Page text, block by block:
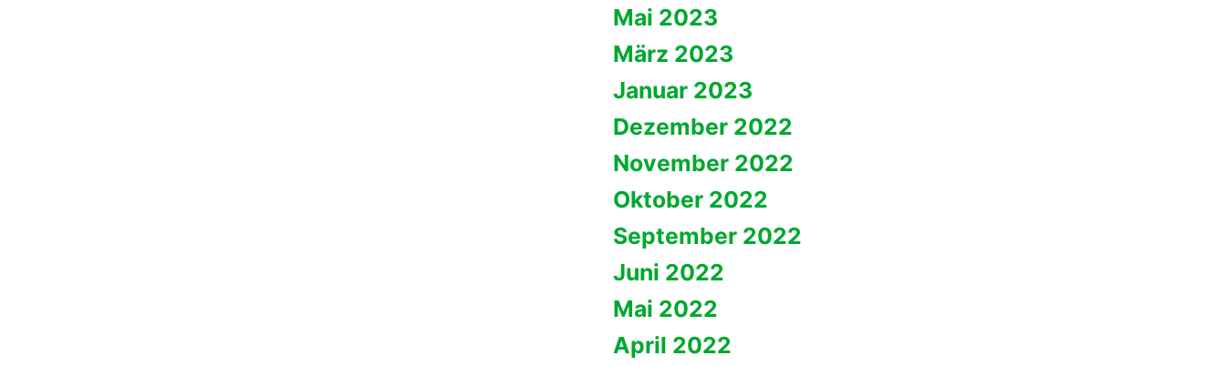
Mai 2023
März 2023
Januar 2023
Dezember 2022
November 2022
Oktober 2022
September 2022
Juni 2022
Mai 2022
April 2022